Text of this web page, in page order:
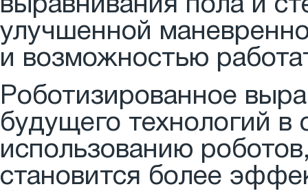
выравнивания пола и
улучшенной
и возможностью
Роботизированное
будущего технологий в
использованию
становится более